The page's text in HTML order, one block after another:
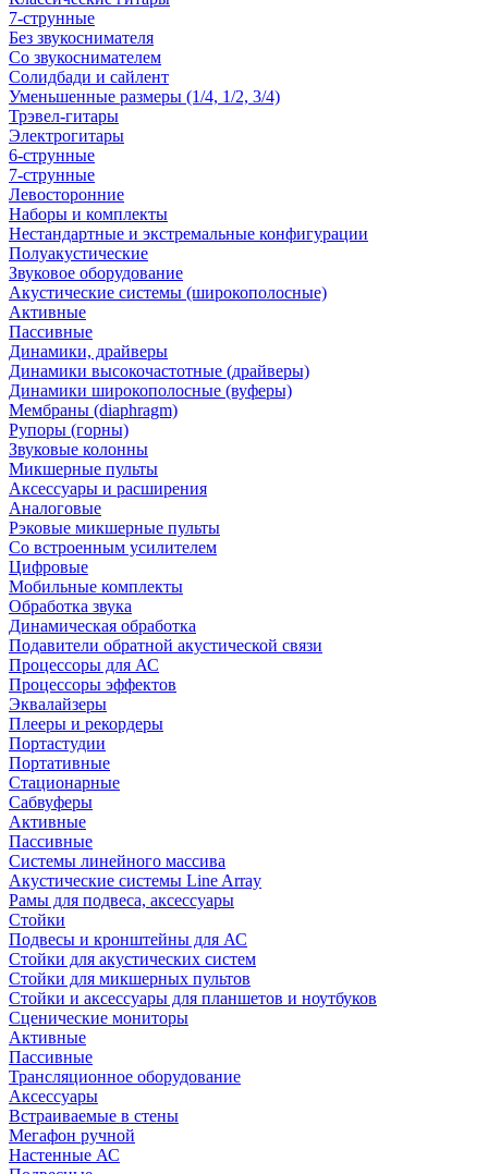
7-струнные
Без звукоснимателя
Со звукоснимателем
Солидбади и сайлент
Уменьшенные размеры (1/4, 1/2, 3/4)
Трэвел-гитары
Электрогитары
6-струнные
7-струнные
Левосторонние
Наборы и комплекты
Нестандартные и экстремальные конфигурации
Полуакустические
Звуковое оборудование
Акустические системы (широкополосные)
Активные
Пассивные
Динамики, драйверы
Динамики высокочастотные (драйверы)
Динамики широкополосные (вуферы)
Мембраны (diaphragm)
Рупоры (горны)
Звуковые колонны
Микшерные пульты
Аксессуары и расширения
Аналоговые
Рэковые микшерные пульты
Со встроенным усилителем
Цифровые
Мобильные комплекты
Обработка звука
Динамическая обработка
Подавители обратной акустической связи
Процессоры для АС
Процессоры эффектов
Эквалайзеры
Плееры и рекордеры
Портастудии
Портативные
Стационарные
Сабвуферы
Активные
Пассивные
Системы линейного массива
Акустические системы Line Array
Рамы для подвеса, аксессуары
Стойки
Подвесы и кронштейны для АС
Стойки для акустических систем
Стойки для микшерных пультов
Стойки и аксессуары для планшетов и ноутбуков
Сценические мониторы
Активные
Пассивные
Трансляционное оборудование
Аксессуары
Встраиваемые в стены
Мегафон ручной
Настенные АС